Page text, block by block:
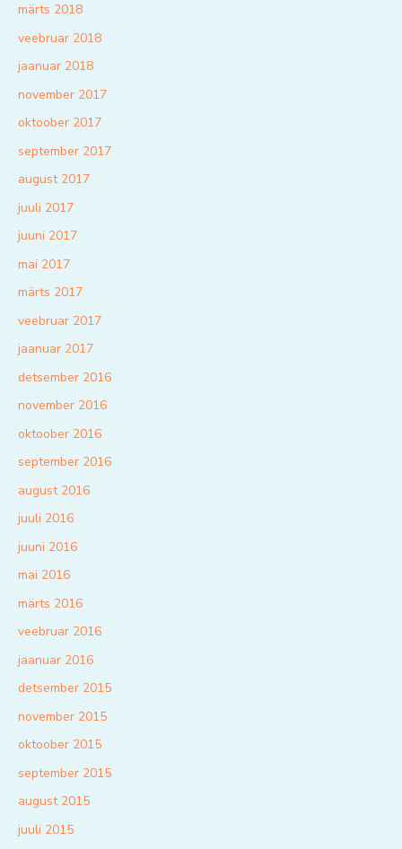
märts 2018
veebruar 2018
jaanuar 2018
november 2017
oktoober 2017
september 2017
august 2017
juuli 2017
juuni 2017
mai 2017
märts 2017
veebruar 2017
jaanuar 2017
detsember 2016
november 2016
oktoober 2016
september 2016
august 2016
juuli 2016
juuni 2016
mai 2016
märts 2016
veebruar 2016
jaanuar 2016
detsember 2015
november 2015
oktoober 2015
september 2015
august 2015
juuli 2015